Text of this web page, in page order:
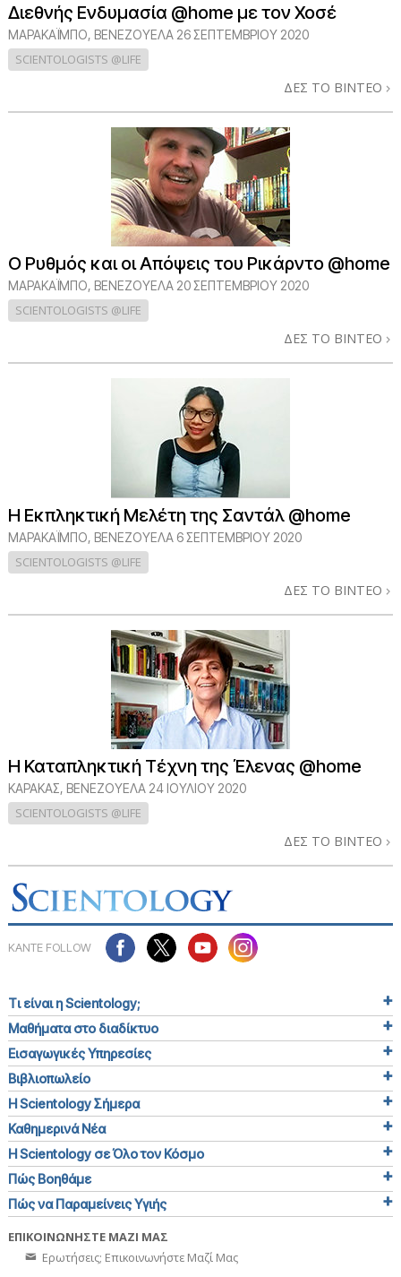
Διεθνής Ενδυμασία @home με τον Χοσέ
ΜΑΡΑΚΑΪΜΠΟ, ΒΕΝΕΖΟΥΕΛΑ 26 ΣΕΠΤΕΜΒΡΙΟΥ 2020
SCIENTOLOGISTS @LIFE
ΔΕΣ ΤΟ ΒΙΝΤΕΟ
Ο Ρυθμός και οι Απόψεις του Ρικάρντο @home
ΜΑΡΑΚΑΪΜΠΟ, ΒΕΝΕΖΟΥΕΛΑ 20 ΣΕΠΤΕΜΒΡΙΟΥ 2020
SCIENTOLOGISTS @LIFE
ΔΕΣ ΤΟ ΒΙΝΤΕΟ
Η Εκπληκτική Μελέτη της Σαντάλ @home
ΜΑΡΑΚΑΪΜΠΟ, ΒΕΝΕΖΟΥΕΛΑ 6 ΣΕΠΤΕΜΒΡΙΟΥ 2020
SCIENTOLOGISTS @LIFE
ΔΕΣ ΤΟ ΒΙΝΤΕΟ
Η Καταπληκτική Τέχνη της Έλενας @home
ΚΑΡΆΚΑΣ, ΒΕΝΕΖΟΥΈΛΑ 24 ΙΟΥΛΙΟΥ 2020
SCIENTOLOGISTS @LIFE
ΔΕΣ ΤΟ ΒΙΝΤΕΟ
ΚΑΝΤΕ FOLLOW
Τι είναι η Scientology;
Μαθήματα στο διαδίκτυο
Εισαγωγικές Υπηρεσίες
Βιβλιοπωλείο
Η Scientology Σήμερα
Καθημερινά Νέα
Η Scientology σε Όλο τον Κόσμο
Πώς Βοηθάμε
Πώς να Παραμείνεις Υγιής
ΕΠΙΚΟΙΝΩΝΗΣΤΕ ΜΑΖΙ ΜΑΣ
Ερωτήσεις; Επικοινωνήστε Μαζί Μας